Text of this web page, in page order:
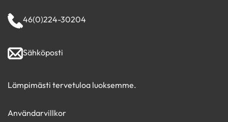
46(0)224-30204
Sähköposti
Lämpimästi tervetuloa luoksemme.
Användarvillkor